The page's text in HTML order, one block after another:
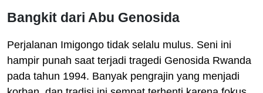
Bangkit dari Abu Genosida
Perjalanan Imigongo tidak selalu mulus. Seni ini
hampir punah saat terjadi tragedi Genosida Rwanda
pada tahun 1994. Banyak pengrajin yang menjadi